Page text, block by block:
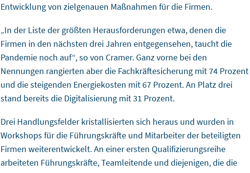
Entwicklung von zielgenauen Maßnahmen für die Firmen.
„In der Liste der größten Herausforderungen etwa, denen die
Firmen in den nächsten drei Jahren entgegensehen, taucht die
Pandemie noch auf“, so von Cramer. Ganz vorne bei den
Nennungen rangierten aber die Fachkräftesicherung mit 74 Prozent
und die steigenden Energiekosten mit 67 Prozent. An Platz drei
stand bereits die Digitalisierung mit 31 Prozent.
Drei Handlungsfelder kristallisierten sich heraus und wurden in
Workshops für die Führungskräfte und Mitarbeiter der beteiligten
Firmen weiterentwickelt. An einer ersten Qualifizierungsreihe
arbeiteten Führungskräfte, Teamleitende und diejenigen, die die